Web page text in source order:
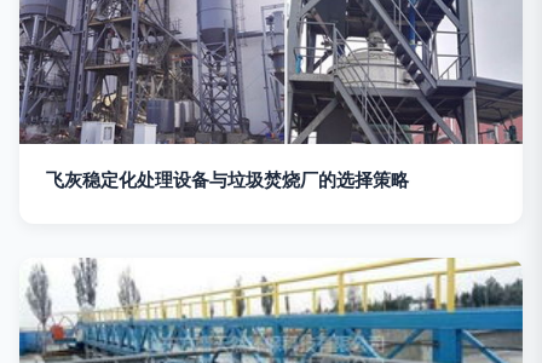
飞灰稳定化处理设备与垃圾焚烧厂的选择策略